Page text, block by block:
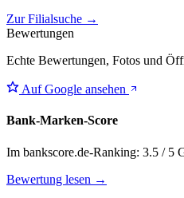
Zur Filialsuche →
Bewertungen
Echte Bewertungen, Fotos und
Auf Google ansehen
Bank-Marken-Score
Im bankscore.de-Ranking: 3.5 / 5
Bewertung lesen →